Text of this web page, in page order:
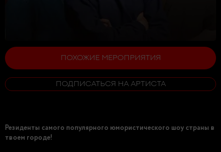
ПОХОЖИЕ МЕРОПРИЯТИЯ
ПОДПИСАТЬСЯ НА АРТИСТА
Резиденты самого популярного юмористического шоу страны в
твоем городе!